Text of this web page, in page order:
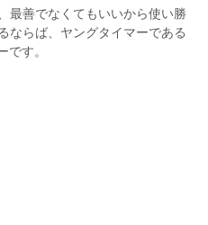
最善でなくてもいいから使い勝
ならば、ヤングタイマーである
です。